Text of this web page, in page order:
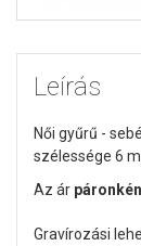
Leírás
Női gyűrű -
szélessége 6
Az ár
Gravírozási